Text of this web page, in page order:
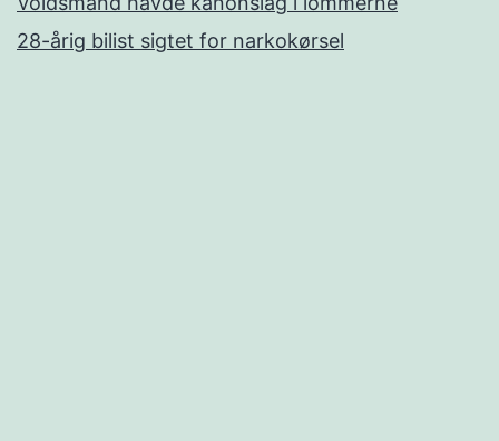
28-årig bilist sigtet for narkokørsel